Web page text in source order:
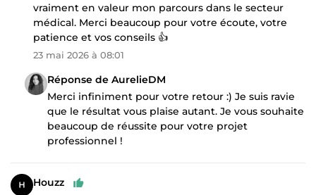
vraiment en valeur mon parcours dans le secteur
médical. Merci beaucoup pour votre écoute, votre
patience et vos conseils 👍
23 mai 2026 à 08:01
Réponse de AurelieDM
Merci infiniment pour votre retour :) Je suis ravie
que le résultat vous plaise autant. Je vous souhaite
beaucoup de réussite pour votre projet
professionnel !
Houzz